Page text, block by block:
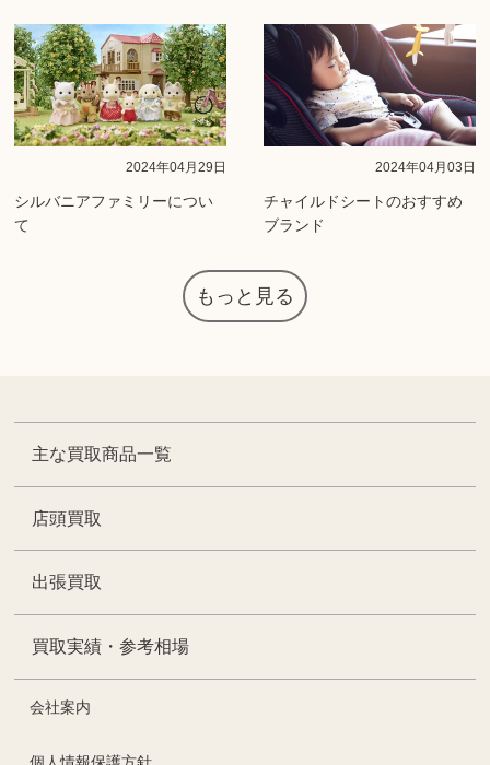
2024年04月29日
シルバニアファミリーについ
て
2024年04月03日
チャイルドシートのおすすめ
ブランド
もっと見る
主な買取商品一覧
店頭買取
出張買取
買取実績・参考相場
会社案内